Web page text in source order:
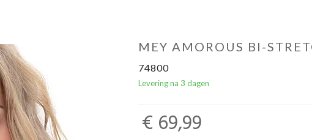
MEY AMOROUS BI-
74800
Levering na 3 dagen
€ 69,99